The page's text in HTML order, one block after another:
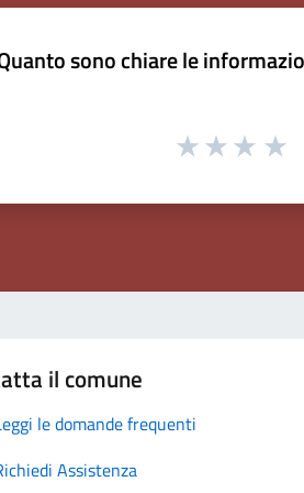
sono chiare le
il comune
le domande frequenti
Assistenza